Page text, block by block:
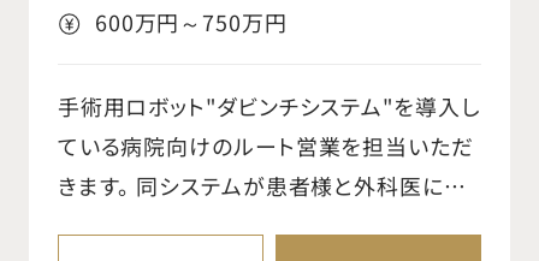
600万円～750万円
手術用ロボット"ダビンチシステム"を導入し
ている病院向けのルート営業を担当いただ
きます。 同システムが患者様と外科医にも